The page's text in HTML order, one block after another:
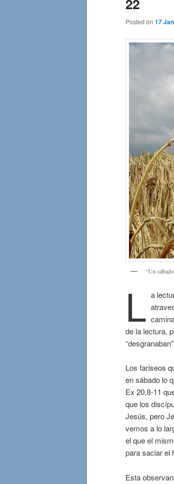
Posted on 17
“Un
L a
de la lectura,
Los fariseos
en sábado lo
Ex 20,8-11
que los
Jesús, pero
vemos a lo
el que el
para saciar el
Esta